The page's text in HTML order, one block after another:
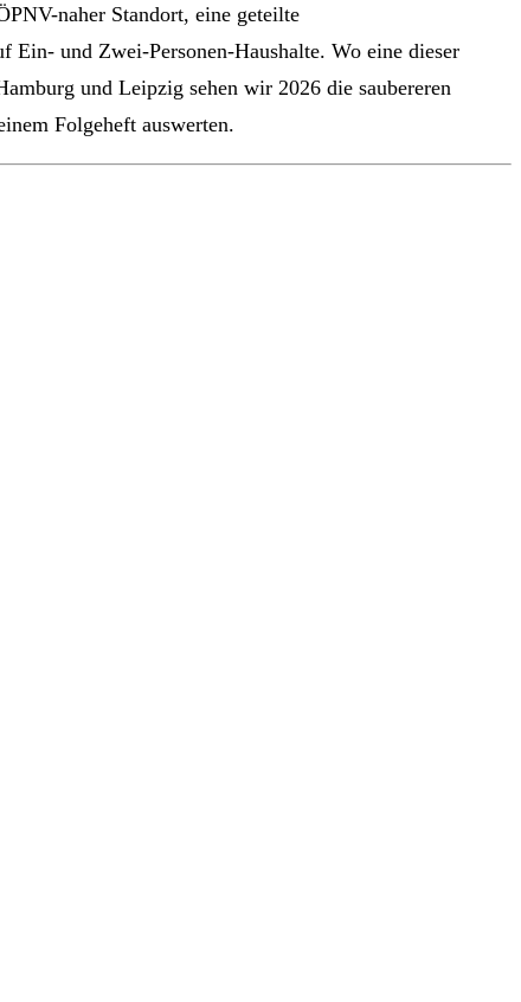
naher Standort, eine geteilte
Ein- und Zwei-Personen-Haushalte. Wo eine dieser
und Leipzig sehen wir 2026 die saubereren
Folgeheft auswerten.